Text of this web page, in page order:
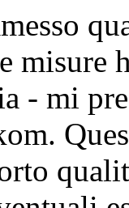
misure
- mi